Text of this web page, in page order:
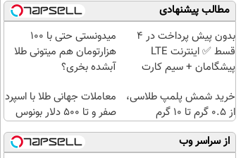
مطالب پیشنهادی
بدون پیش پرداخت در 4
قسط ✅ اینترنت LTE
پیشگامان + سیم کارت
میدونستی حتی با ۱۰۰
هزارتومان هم میتونی طلا
آبشده بخری؟
خرید شمش پلمپ طلاسی،
از ۰.۵ گرم تا ۱۰ گرم
معاملات جهانی طلا با اسپرد
صفر و تا ۵۰۰ دلار بونوس
از سراسر وب